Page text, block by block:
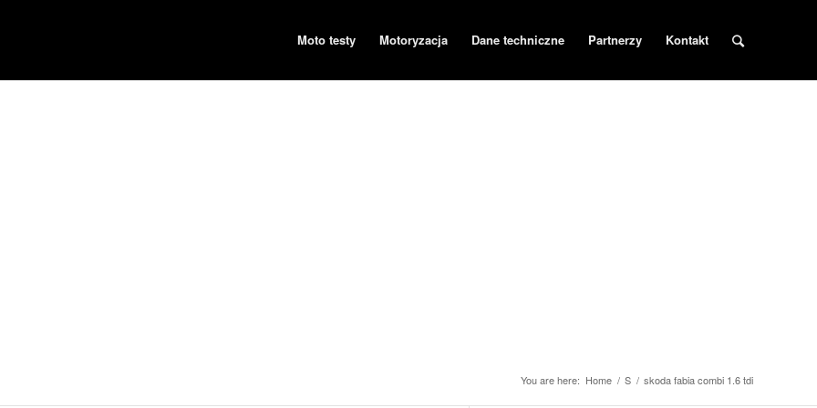
Moto testy Motoryzacja Dane techniczne Partnerzy Kontakt
You are here: Home / S / skoda fabia combi 1.6 tdi